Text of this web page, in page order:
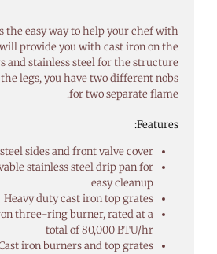
the easy way to help your chef with
provide you with cast iron on the
and stainless steel for the structure.
legs, you have two different nobs
for two separate flame.
Features:
sides and front valve cover
stainless steel drip pan for
easy cleanup
Heavy duty cast iron top grates
three-ring burner, rated at a
total of 80,000 BTU/hr
iron burners and top grates